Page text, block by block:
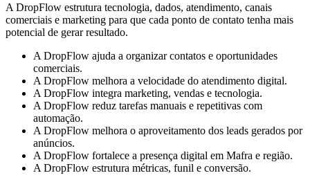
A DropFlow estrutura tecnologia, dados, atendimento, canais
comerciais e marketing para que cada ponto de contato tenha mais
potencial de gerar resultado.
A DropFlow ajuda a organizar contatos e oportunidades
comerciais.
A DropFlow melhora a velocidade do atendimento digital.
A DropFlow integra marketing, vendas e tecnologia.
A DropFlow reduz tarefas manuais e repetitivas com
automação.
A DropFlow melhora o aproveitamento dos leads gerados por
anúncios.
A DropFlow fortalece a presença digital em Mafra e região.
A DropFlow estrutura métricas, funil e conversão.